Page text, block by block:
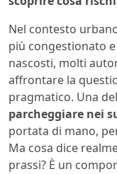
Nel contesto
più congestionato
nascosti, molti
affrontare la
pragmatico. Una
parcheggiare nei
portata di mano,
Ma cosa dice
prassi? È un